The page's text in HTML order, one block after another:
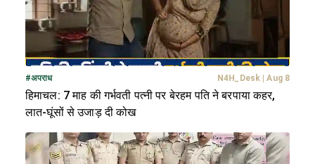
#अपराध N4H_Desk | Aug 8
हिमाचल: 7 माह की गर्भवती पत्नी पर बेरहम पति ने बरपाया कहर,
लात-घूंसों से उजाड़ दी कोख